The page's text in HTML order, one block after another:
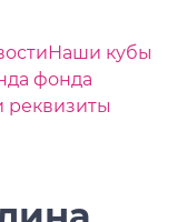
Наши кубы
фонда
реквизиты